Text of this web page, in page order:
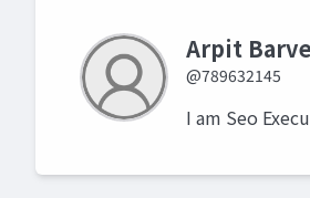
Arpit Barve
@789632145
I am Seo